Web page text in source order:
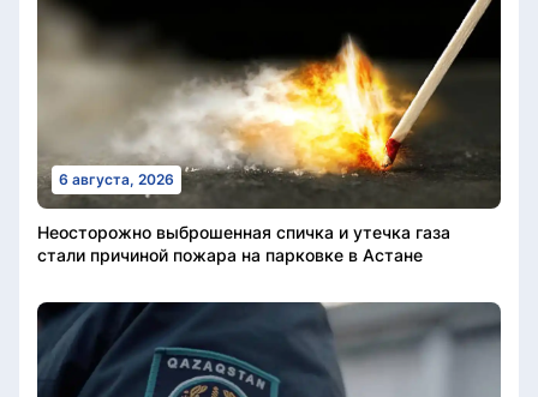
6 августа, 2026
Неосторожно выброшенная спичка и утечка газа
стали причиной пожара на парковке в Астане